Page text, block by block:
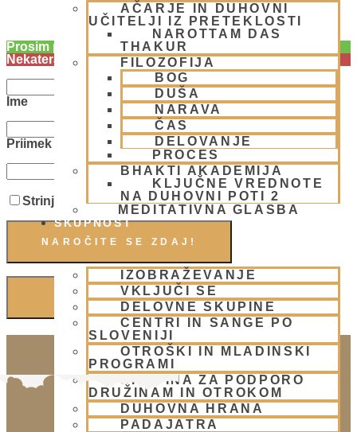
AČARJE IN DUHOVNI
UČITELJI IZ PRETEKLOSTI
NAROTTAM DAS
THAKUR
FILOZOFIJA
BOG
DUŠA
NARAVA
ČAS
DELOVANJE
PROCES
BHAKTI AKADEMIJA
KLJUČNE VREDNOTE
NA DUHOVNI POTI 2
MEDITATIVNA GLASBA
SKUPNOST
IZOBRAŽEVANJE
VKLJUČI SE
DELOVNE SKUPINE
CENTRI IN SANGE PO
SLOVENIJI
OTROŠKI IN MLADINSKI
PROGRAMI
SKUPINA ZA PODPORO
DRUŽINAM IN OTROKOM
DUHOVNA HRANA
PADAJATRA
Prosim potrdite vaše naročilo na prejemanje eNovic!
Nekatera polja manjkajo ali so napačna!
Ime
Priimek
e-naslov
Strinjam se s politiko zasebnosti in pogoji.